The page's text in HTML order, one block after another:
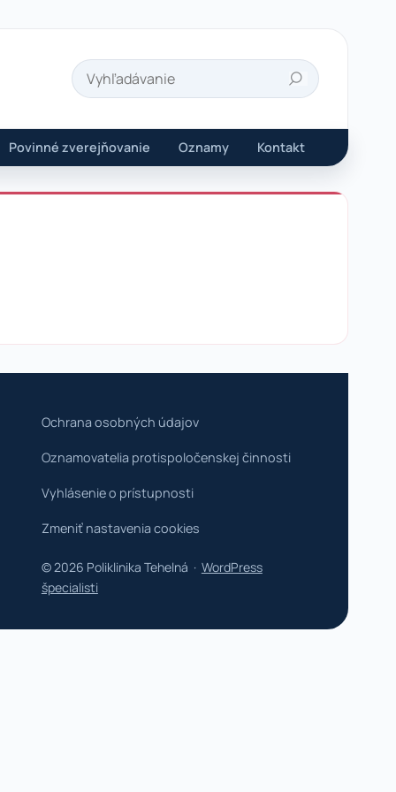
Hľadať
Povinné zverejňovanie Oznamy Kontakt
Ochrana osobných údajov
Oznamovatelia protispoločenskej činnosti
Vyhlásenie o prístupnosti
Zmeniť nastavenia cookies
© 2026 Poliklinika Tehelná · WordPress
špecialisti